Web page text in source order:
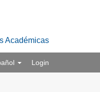
Académicas
Login